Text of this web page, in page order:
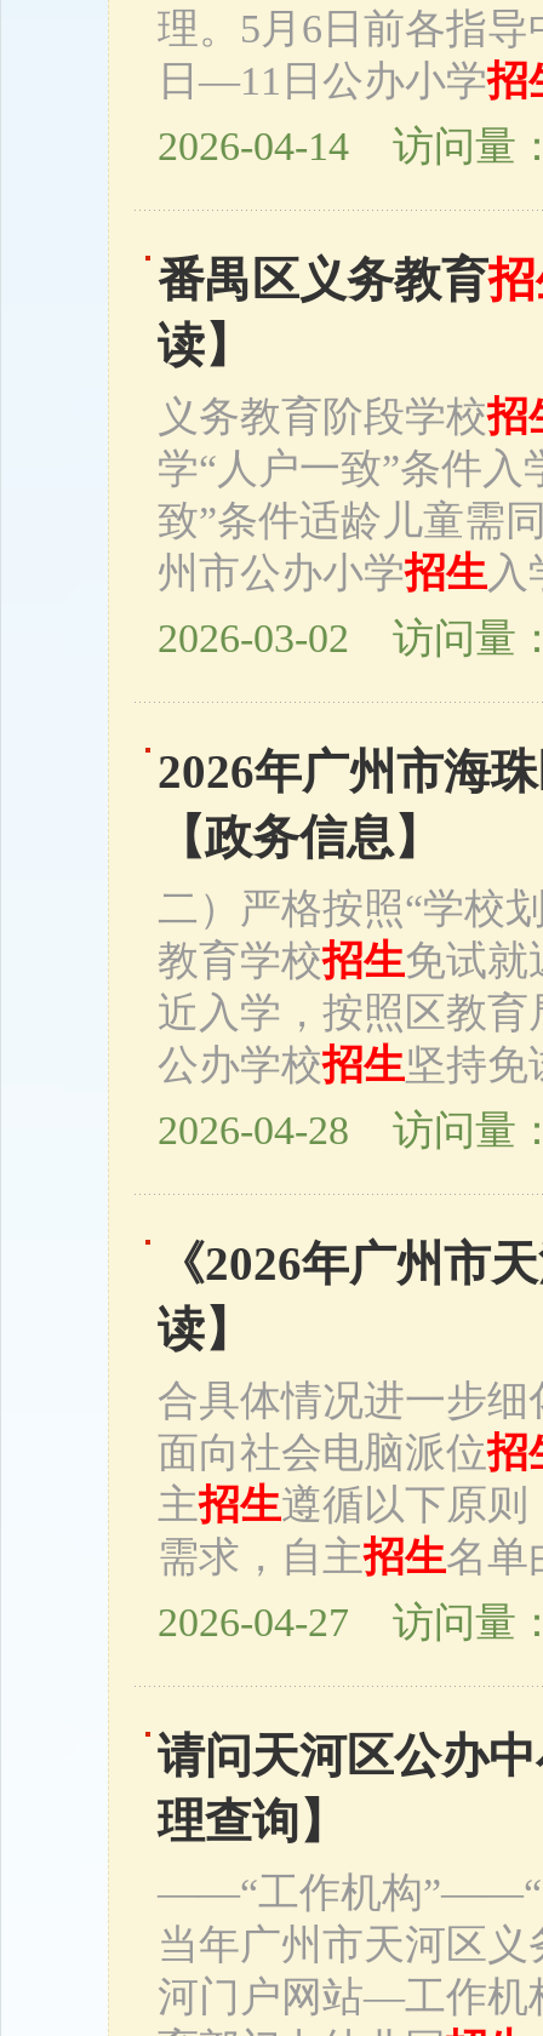
理。5月6日前各指
日—11日公办小学招
2026-04-14 访问量
番禺区义务教育
读】
义务教育阶段学校招
学“人户一致”条件
致”条件适龄儿童需
州市公办小学招生
2026-03-02 访问量
2026年广州市海
【政务信息】
二）严格按照“学校
教育学校招生免试就
近入学，按照区教育
公办学校招生坚持免
2026-04-28 访问量
《2026年广州市
读】
合具体情况进一步细
面向社会电脑派位招
主招生遵循以下原
需求，自主招生名单
2026-04-27 访问量
请问天河区公办
理查询】
——“工作机构”——“
当年广州市天河区
河门户网站—工作